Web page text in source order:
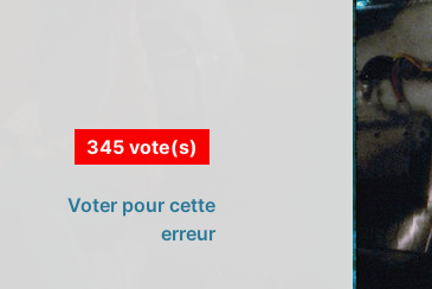
345 vote(s)
Voter pour cette
erreur